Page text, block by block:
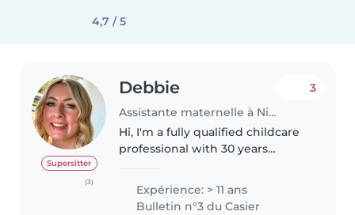
4,7 / 5
Supersitter
(3)
Debbie
Assistante maternelle à Nice
3
Hi, I'm a fully qualified childcare
professional with 30 years
Alder Hey children's hospital in
Liverpool UK as a play leader
Expérience: > 11 ans
Bulletin n°3 du Casier